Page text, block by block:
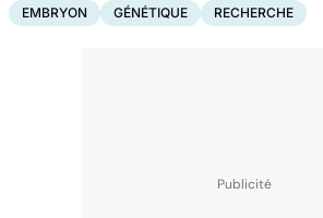
EMBRYON GÉNÉTIQUE RECHERCHE